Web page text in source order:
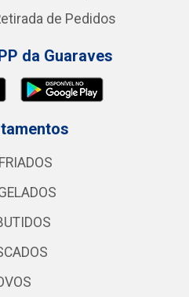
de Pedidos
da Guaraves